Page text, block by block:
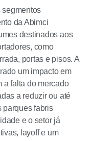
segmentos
da Abimci
destinados aos
como
portas e pisos. A
um impacto em
a falta do mercado
a reduzir ou até
parques fabris
e o setor já
layoff e um